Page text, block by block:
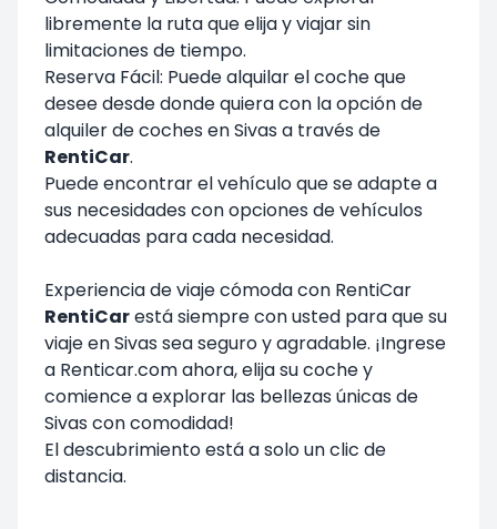
libremente la ruta que elija y viajar sin
limitaciones de tiempo.
Reserva Fácil: Puede alquilar el coche que
desee desde donde quiera con la opción de
alquiler de coches en Sivas a través de
RentiCar.
Puede encontrar el vehículo que se adapte a
sus necesidades con opciones de vehículos
adecuadas para cada necesidad.
Experiencia de viaje cómoda con RentiCar
RentiCarestá siempre con usted para que su
viaje en Sivas sea seguro y agradable. ¡Ingrese
a Renticar.com ahora, elija su coche y
comience a explorar las bellezas únicas de
Sivas con comodidad!
El descubrimiento está a solo un clic de
distancia.